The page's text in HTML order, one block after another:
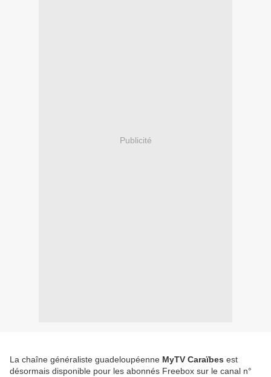
Publicité
La chaîne généraliste guadeloupéenne MyTV Caraïbes est
désormais disponible pour les abonnés Freebox sur le canal n°